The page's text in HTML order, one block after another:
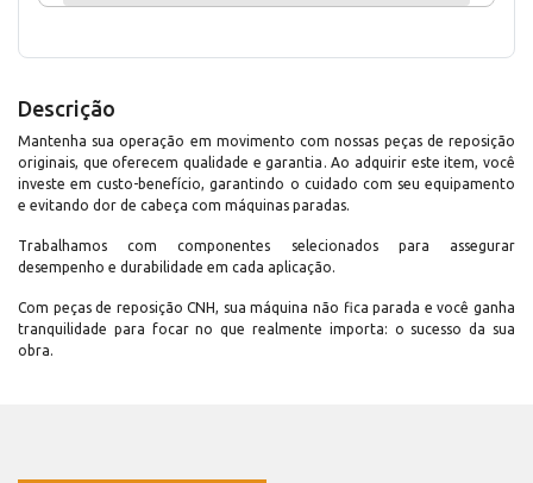
Descrição
Mantenha sua operação em movimento com nossas peças de reposição
originais, que oferecem qualidade e garantia. Ao adquirir este item, você
investe em custo-benefício, garantindo o cuidado com seu equipamento
e evitando dor de cabeça com máquinas paradas.
Trabalhamos com componentes selecionados para assegurar
desempenho e durabilidade em cada aplicação.
Com peças de reposição CNH, sua máquina não fica parada e você ganha
tranquilidade para focar no que realmente importa: o sucesso da sua
obra.